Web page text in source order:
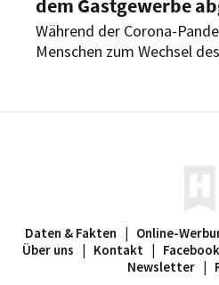
Während der Corona-
Menschen zum Wechsel
Daten & Fakten | Online-
Über uns | Kontakt | Facebook
Newsletter |